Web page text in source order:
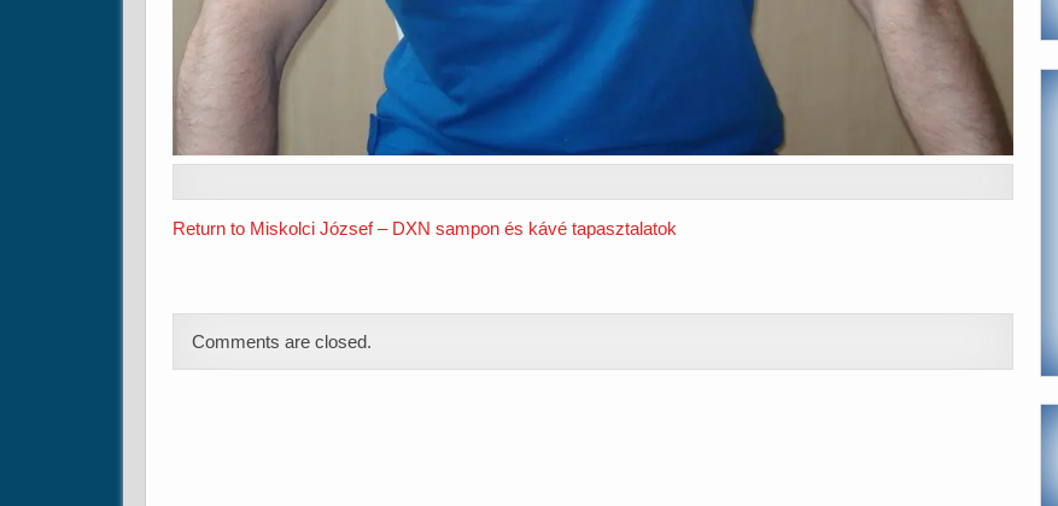
Return to Miskolci József – DXN sampon és kávé tapasztalatok
Comments are closed.